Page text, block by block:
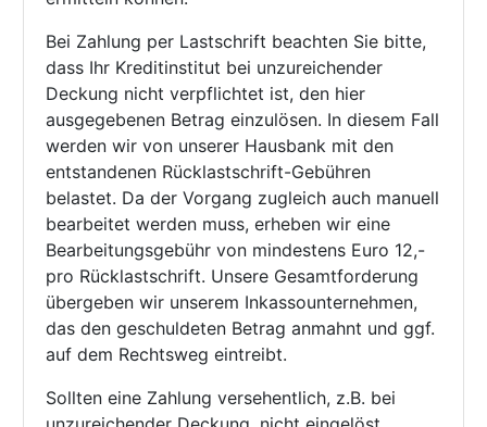
Bei Zahlung per Lastschrift beachten Sie bitte,
dass Ihr Kreditinstitut bei unzureichender
Deckung nicht verpflichtet ist, den hier
ausgegebenen Betrag einzulösen. In diesem Fall
werden wir von unserer Hausbank mit den
entstandenen Rücklastschrift-Gebühren
belastet. Da der Vorgang zugleich auch manuell
bearbeitet werden muss, erheben wir eine
Bearbeitungsgebühr von mindestens Euro 12,-
pro Rücklastschrift. Unsere Gesamtforderung
übergeben wir unserem Inkassounternehmen,
das den geschuldeten Betrag anmahnt und ggf.
auf dem Rechtsweg eintreibt.
Sollten eine Zahlung versehentlich, z.B. bei